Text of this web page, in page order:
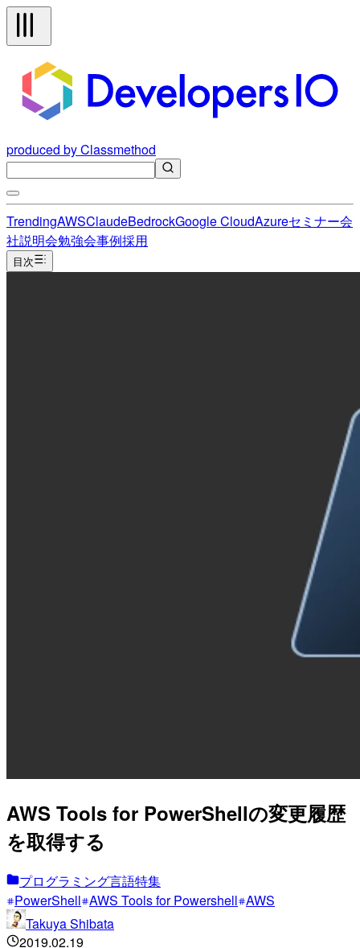
produced by Classmethod
TrendingAWSClaudeBedrockGoogle CloudAzureセミナー会
社説明会勉強会事例採用
目次
AWS Tools for PowerShellの変更履歴
を取得する
プログラミング言語特集
PowerShell AWS Tools for Powershell AWS
Takuya Shibata
2019.02.19